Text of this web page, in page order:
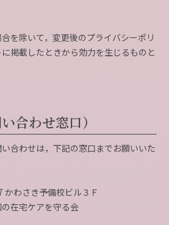
を除いて，変更後のプライバシーポリ
掲載したときから効力を生じるものと
合わせ窓口）
合わせは，下記の窓口までお願いいた
わさき予備校ビル３Ｆ
在宅ケアを守る会